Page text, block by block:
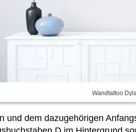
Wandtattoo
und dem dazugehörigen